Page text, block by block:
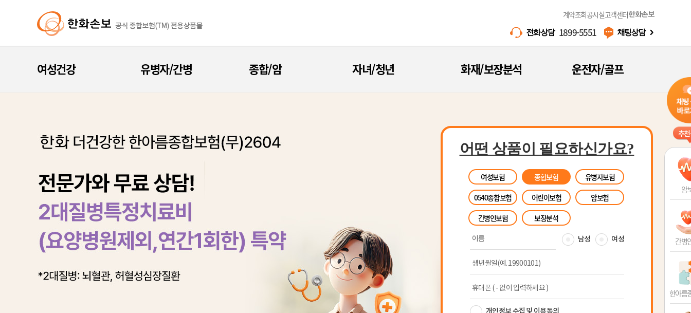
계약조회공시실고객센터한화손보
1899-5551
여성건강 유병자/간병 종합/암 자녀/청년 화재/보장분석 운전자/골프
어떤 상품이 필요하신가요?
여성보험 종합보험
유병자보험
0540종합보험
어린이보험
암보험
간병인보험
보장분석
추
암
간병
한아름